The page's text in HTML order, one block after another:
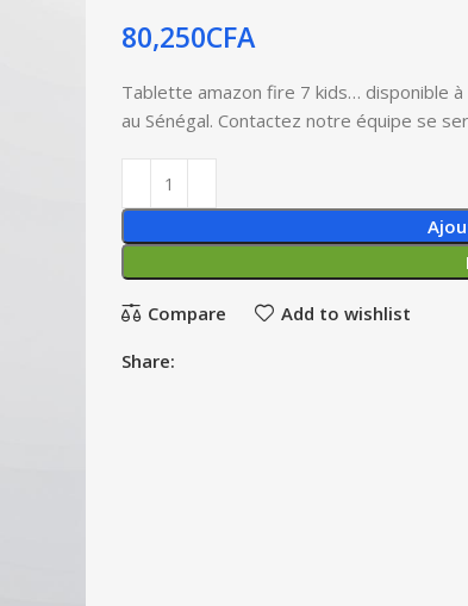
80,250CFA
Tablette amazon fire 7 kids… disponible
au Sénégal. Contactez notre équipe se
Compare Add to wishlist
Share: